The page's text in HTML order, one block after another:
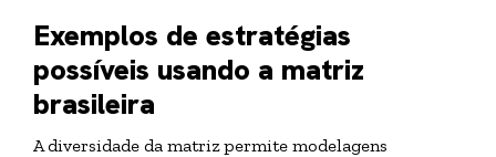
Exemplos de estratégias
possíveis usando a matriz
brasileira
A diversidade da matriz permite modelagens